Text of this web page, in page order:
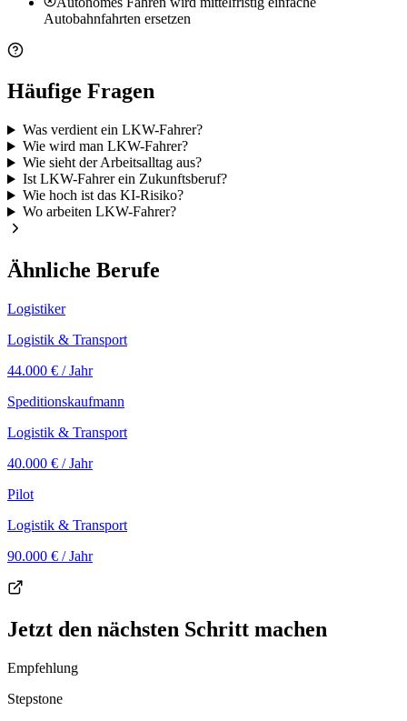
Autobahnfahrten ersetzen
Häufige Fragen
Was verdient ein LKW-Fahrer?
Wie wird man LKW-Fahrer?
Wie sieht der Arbeitsalltag aus?
Ist LKW-Fahrer ein Zukunftsberuf?
Wie hoch ist das KI-Risiko?
Wo arbeiten LKW-Fahrer?
Ähnliche Berufe
Logistiker
Logistik & Transport
44.000 € / Jahr
Speditionskaufmann
Logistik & Transport
40.000 € / Jahr
Pilot
Logistik & Transport
90.000 € / Jahr
Jetzt den nächsten Schritt machen
Empfehlung
Stepstone